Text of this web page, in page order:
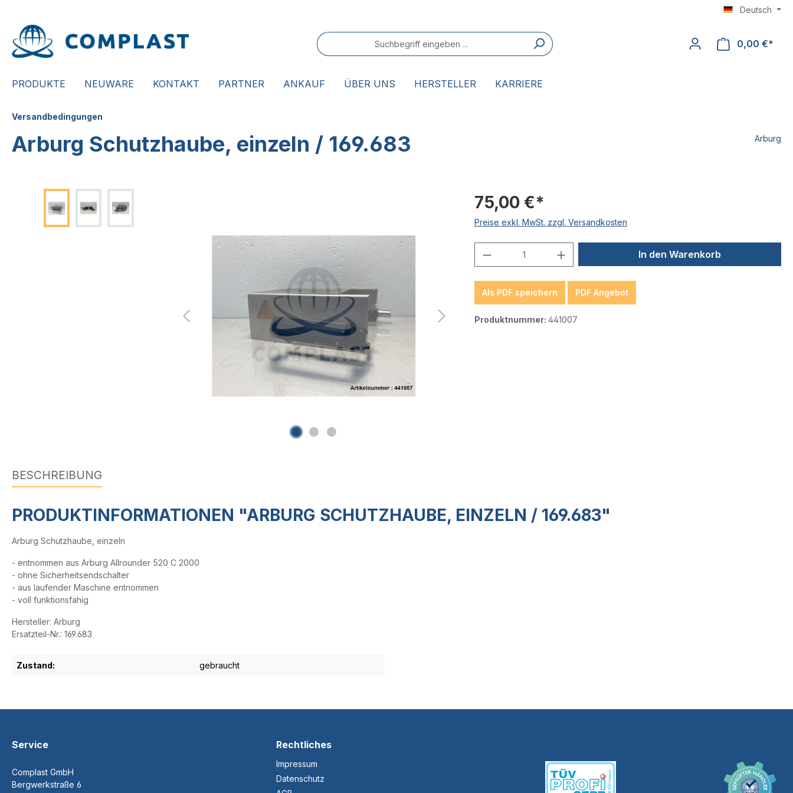
Deutsch
0,00 €*
PRODUKTE NEUWARE KONTAKT PARTNER ANKAUF ÜBER UNS HERSTELLER KARRIERE
Versandbedingungen
Arburg Schutzhaube, einzeln / 169.683 Arburg
Bildergalerie überspringen 75,00 €*
Preise exkl. MwSt. zzgl. Versandkosten
Produkt Anzahl: Gib den gewünschten Wert
In den Warenkorb
Als PDF speichern PDF Angebot
Produktnummer: 441007
BESCHREIBUNG
PRODUKTINFORMATIONEN "ARBURG SCHUTZHAUBE, EINZELN / 169.683"
Arburg Schutzhaube, einzeln
- entnommen aus Arburg Allrounder 520 C 2000
- ohne Sicherheitsendschalter
- aus laufender Maschine entnommen
- voll funktionsfähig
Hersteller: Arburg
Ersatzteil-Nr.: 169.683
Zustand: gebraucht
Service
Complast GmbH
Bergwerkstraße 6
Rechtliches
Impressum
Datenschutz